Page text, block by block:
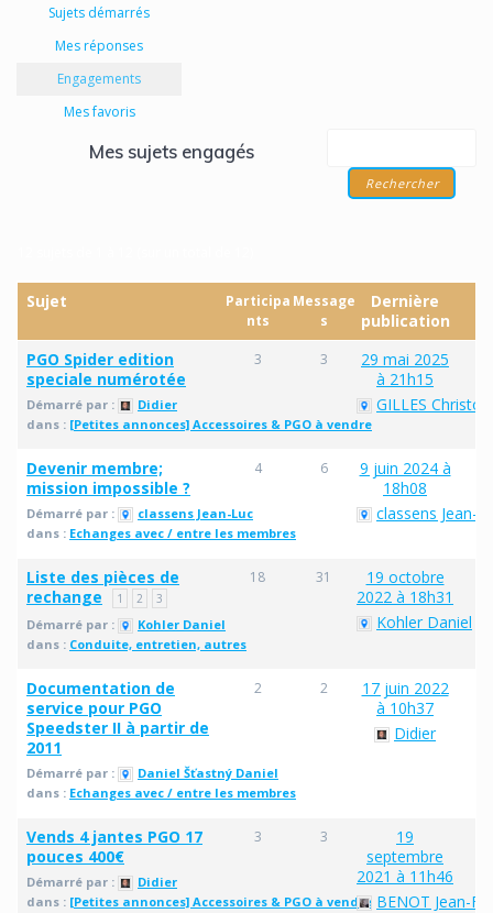
Sujets démarrés
Mes réponses
Engagements
Mes favoris
Mes sujets engagés
Sujet
Participa
nts
Message
s
Dernière
publication
PGO Spider edition
speciale numérotée
Démarré par :
Didier
dans : [Petites annonces] Accessoires & PGO à vendre
3 3
29 mai 2025
à 21h15
GILLES
Devenir membre;
mission impossible ?
Démarré par :
classens Jean-Luc
dans : Echanges avec / entre les membres
4 6
9 juin 2024 à
18h08
classens Jean-
Liste des pièces de
rechange
1 2 3
Démarré par :
Kohler Daniel
dans : Conduite, entretien, autres
18 31
19 octobre
2022 à 18h31
Kohler Daniel
Documentation de
service pour PGO
Speedster II à partir de
2011
Démarré par :
Daniel Šťastný Daniel
dans : Echanges avec / entre les membres
2 2
17 juin 2022
à 10h37
Didier
Vends 4 jantes PGO 17
pouces 400€
Démarré par :
Didier
dans : [Petites annonces] Accessoires & PGO à vendre
3 3
19
septembre
2021 à 11h46
BENOT Jean-